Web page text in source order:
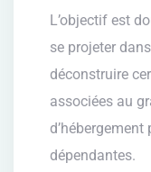
L’objectif est
se projeter
déconstruire
associées au
dépendantes.